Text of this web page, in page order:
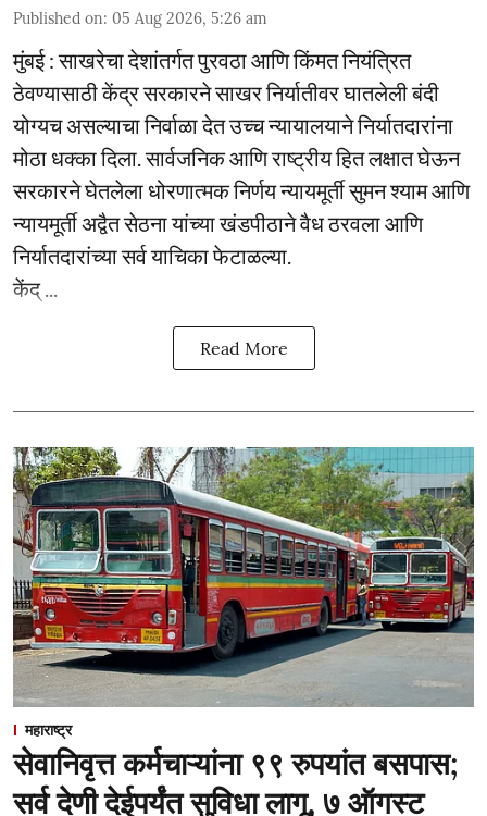
Published on: 05 Aug 2026, 5:26 am
मुंबई : साखरेचा देशांतर्गत पुरवठा आणि किंमत नियंत्रित
ठेवण्यासाठी केंद्र सरकारने साखर निर्यातीवर घातलेली बंदी
योग्यच असल्याचा निर्वाळा देत उच्च न्यायालयाने निर्यातदारांना
मोठा धक्का दिला. सार्वजनिक आणि राष्ट्रीय हित लक्षात घेऊन
सरकारने घेतलेला धोरणात्मक निर्णय न्यायमूर्ती सुमन श्याम आणि
न्यायमूर्ती अद्वैत सेठना यांच्या खंडपीठाने वैध ठरवला आणि
निर्यातदारांच्या सर्व याचिका फेटाळल्या.
केंद् ...
Read More
महाराष्ट्र
सेवानिवृत्त कर्मचाऱ्यांना ९९ रुपयांत बसपास;
सर्व देणी देईपर्यंत सुविधा लागू, ७ ऑगस्ट